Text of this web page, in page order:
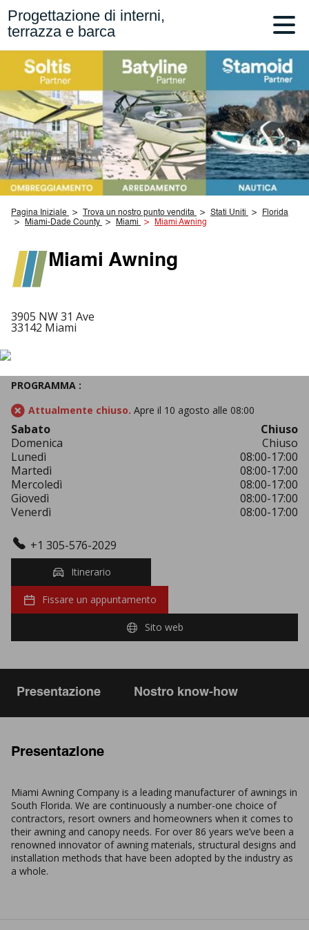
Progettazione di interni,
terrazza e barca
Pagina Iniziale Trova un nostro punto vendita Stati Uniti
Florida
Miami-Dade County
Miami Miami Awning
Miami Awning
3905 NW 31 Ave
33142 Miami
PROGRAMMA :
Attualmente chiuso. Apre il 10 agosto alle 08:00
Sabato
Chiuso
Domenica
Chiuso
Lunedì
08:00-17:00
Martedì
08:00-17:00
Mercoledì
08:00-17:00
Giovedì
08:00-17:00
Venerdì
08:00-17:00
+1 305-576-2029
Itinerario
Fissare un appuntamento
Sito web
Presentazione Nostro know-how
Presentazione
Miami Awning Company is a leading manufacturer of awnings in
South Florida. We are continuously a number-one choice of
contractors, resort owners and homeowners when it comes to
their awning and canopy needs. For over 86 years we’ve been a
renowned innovator of awning materials, structural designs and
installation methods that have been adopted by the industry as
a whole.